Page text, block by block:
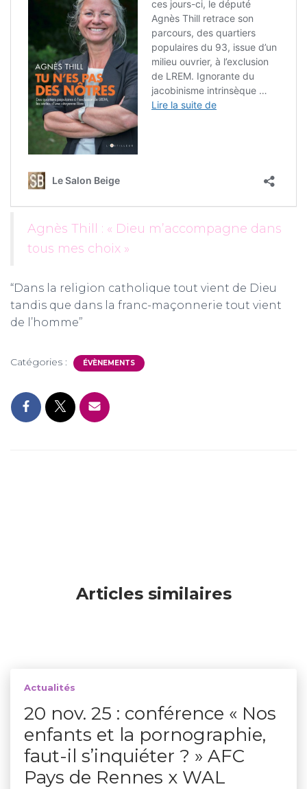
Agnès Thill : « Dieu m’accompagne dans
tous mes choix »
“Dans la religion catholique tout vient de Dieu
tandis que dans la franc-maçonnerie tout vient
de l’homme”
Catégories : ÉVÈNEMENTS
Articles similaires
Actualités
20 nov. 25 : conférence « Nos
enfants et la pornographie,
faut-il s’inquiéter ? » AFC
Pays de Rennes x WAL